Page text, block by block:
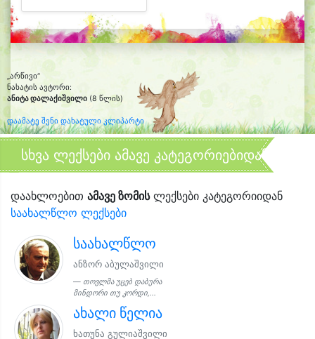
„არწივი“
ნახატის ავტორი:
ანიტა დალაქიშვილი (8 წლის)
დაამატე შენი დახატული კლიპარტი
სხვა ლექსები ამავე კატეგორიებიდან
დაახლოებით ამავე ზომისლექსები კატეგორიიდან
საახალწლო ლექსები
საახალწლო
ანზორ აბულაშვილი
თოვლმა უცებ დაბურა
მინდორი თუ კორდი,...
ახალი წელია
ხათუნა გულიაშვილი